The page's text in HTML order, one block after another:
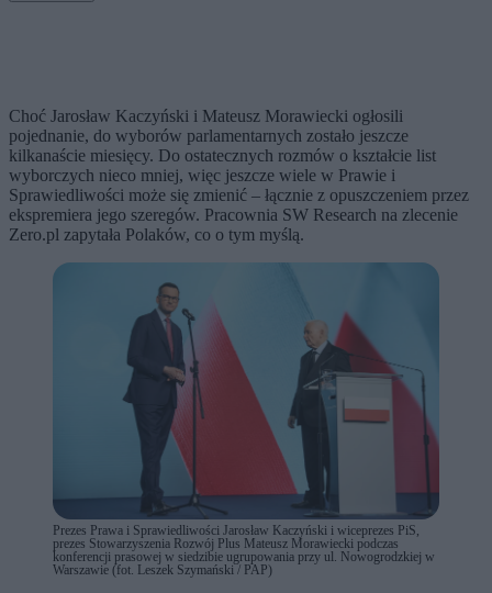
Choć Jarosław Kaczyński i Mateusz Morawiecki ogłosili
pojednanie, do wyborów parlamentarnych zostało jeszcze
kilkanaście miesięcy. Do ostatecznych rozmów o kształcie list
wyborczych nieco mniej, więc jeszcze wiele w Prawie i
Sprawiedliwości może się zmienić – łącznie z opuszczeniem przez
ekspremiera jego szeregów. Pracownia SW Research na zlecenie
Zero.pl zapytała Polaków, co o tym myślą.
Prezes Prawa i Sprawiedliwości Jarosław Kaczyński i wiceprezes PiS,
prezes Stowarzyszenia Rozwój Plus Mateusz Morawiecki podczas
konferencji prasowej w siedzibie ugrupowania przy ul. Nowogrodzkiej w
Warszawie (fot. Leszek Szymański / PAP)